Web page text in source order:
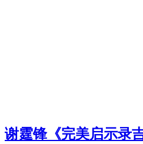
谢霆锋《完美启示录